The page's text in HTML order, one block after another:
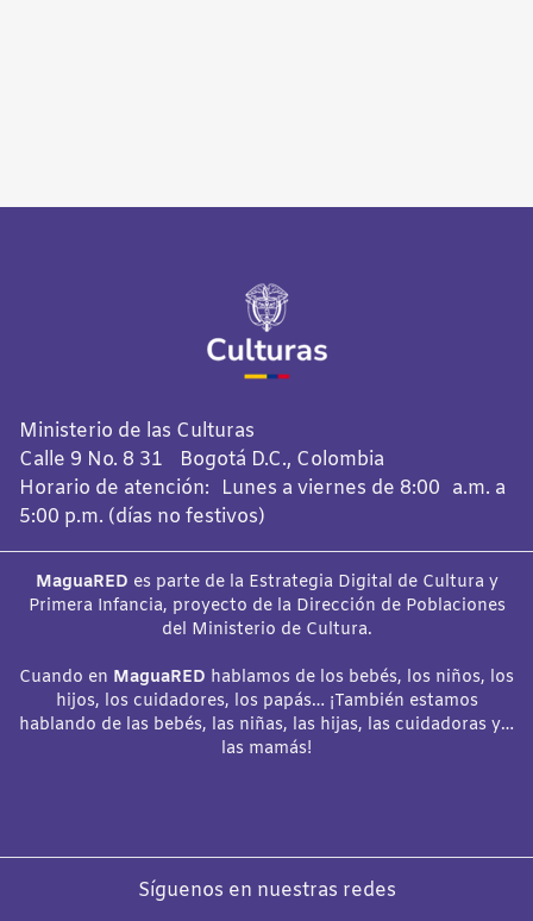
Ministerio de las Culturas
Calle 9 No. 8 31 Bogotá D.C., Colombia
Horario de atención: Lunes a viernes de 8:00 a.m. a
5:00 p.m. (días no festivos)
MaguaRED es parte de la Estrategia Digital de Cultura y
Primera Infancia, proyecto de la Dirección de Poblaciones
del Ministerio de Cultura.
Cuando en MaguaRED hablamos de los bebés, los niños, los
hijos, los cuidadores, los papás… ¡También estamos
hablando de las bebés, las niñas, las hijas, las cuidadoras y…
las mamás!
Síguenos en nuestras redes